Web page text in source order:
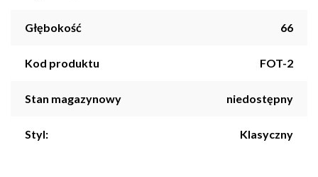
Głębokość 66
Kod produktu FOT-2
Stan magazynowy niedostępny
Styl: Klasyczny